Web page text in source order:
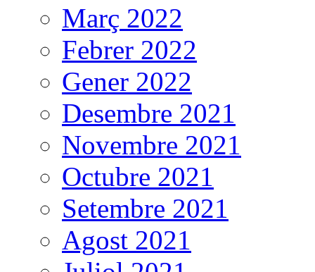
Març 2022
Febrer 2022
Gener 2022
Desembre 2021
Novembre 2021
Octubre 2021
Setembre 2021
Agost 2021